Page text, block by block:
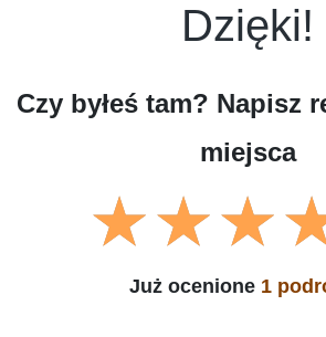
Dzięki!
Czy byłeś tam? Napisz
miejsca
Już ocenione 1